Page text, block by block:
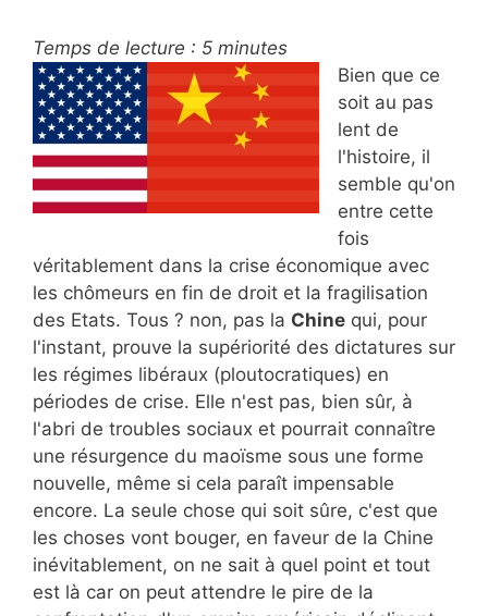
Temps de lecture : 5 minutes
Bien que ce
soit au pas
lent de
l'histoire, il
semble qu'on
entre cette
fois
véritablement dans la crise économique avec
les chômeurs en fin de droit et la fragilisation
des Etats. Tous ? non, pas la Chine qui, pour
l'instant, prouve la supériorité des dictatures sur
les régimes libéraux (ploutocratiques) en
périodes de crise. Elle n'est pas, bien sûr, à
l'abri de troubles sociaux et pourrait connaître
une résurgence du maoïsme sous une forme
nouvelle, même si cela paraît impensable
encore. La seule chose qui soit sûre, c'est que
les choses vont bouger, en faveur de la Chine
inévitablement, on ne sait à quel point et tout
est là car on peut attendre le pire de la